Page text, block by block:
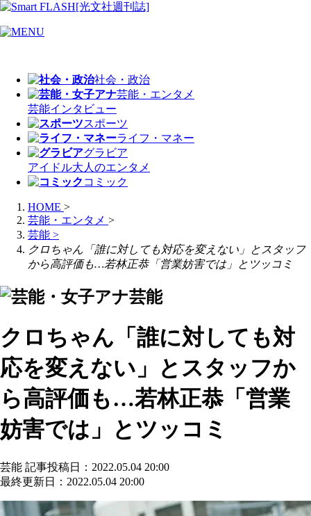
社会・政治
芸能・エンタメ
芸能インタビュー
スポーツ
ライフ・マネー
グラビア
アイドル大人のエンタメ
コミック
HOME >
芸能・エンタメ >
芸能 >
クロちゃん「誰に対しても対応を変えない」とスタッフ
から高評価も…若林正恭「営業妨害では」とツッコミ
芸能
クロちゃん「誰に対しても対
応を変えない」とスタッフか
ら高評価も…若林正恭「営業
妨害では」とツッコミ
芸能 記事投稿日：2022.05.04 20:00
最終更新日：2022.05.04 20:00